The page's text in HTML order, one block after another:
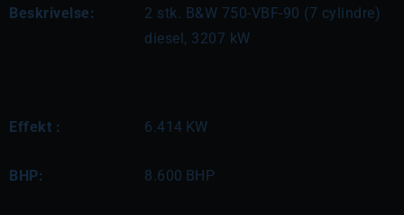
Beskrivelse:
2 stk. B&W 750-VBF-90 (7 cylindre)
diesel, 3207 kW
Effekt : 6.414 KW
BHP: 8.600 BHP